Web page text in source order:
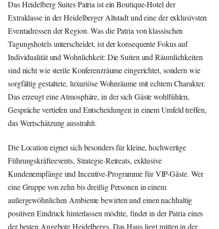
Das Heidelberg Suites Patria ist ein Boutique-Hotel der
Extraklasse in der Heidelberger Altstadt und eine der exklusivsten
Eventadressen der Region. Was die Patria von klassischen
Tagungshotels unterscheidet, ist der konsequente Fokus auf
Individualität und Wohnlichkeit: Die Suiten und Räumlichkeiten
sind nicht wie sterile Konferenzräume eingerichtet, sondern wie
sorgfältig gestaltete, luxuriöse Wohnräume mit echtem Charakter.
Das erzeugt eine Atmosphäre, in der sich Gäste wohlfühlen,
Gespräche vertiefen und Entscheidungen in einem Umfeld treffen,
das Wertschätzung ausstrahlt.
Die Location eignet sich besonders für kleine, hochwertige
Führungskräfteevents, Strategie-Retreats, exklusive
Kundenempfänge und Incentive-Programme für VIP-Gäste. Wer
eine Gruppe von zehn bis dreißig Personen in einem
außergewöhnlichen Ambiente bewirten und einen nachhaltig
positiven Eindruck hinterlassen möchte, findet in der Patria eines
der besten Angebote Heidelbergs. Das Haus liegt mitten in der